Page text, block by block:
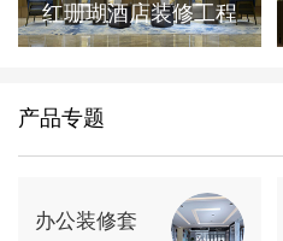
红珊瑚酒店装修工程
产品专题
办公装修套